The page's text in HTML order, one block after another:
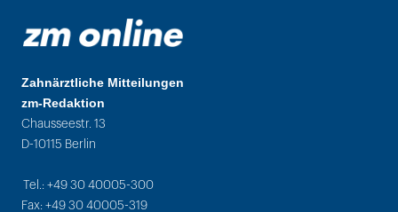
Zahnärztliche Mitteilungen
zm-Redaktion
Chausseestr. 13
D-10115 Berlin
Tel.: +49 30 40005-300
Fax: +49 30 40005-319